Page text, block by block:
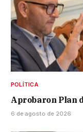
POLÍTICA
Aprobaron Plan
6 de agosto de 2026